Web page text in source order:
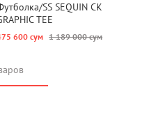
SS SEQUIN CK
TEE
600 сум 1 189 000 сум